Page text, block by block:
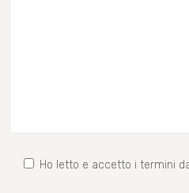
Ho letto e accetto i termini